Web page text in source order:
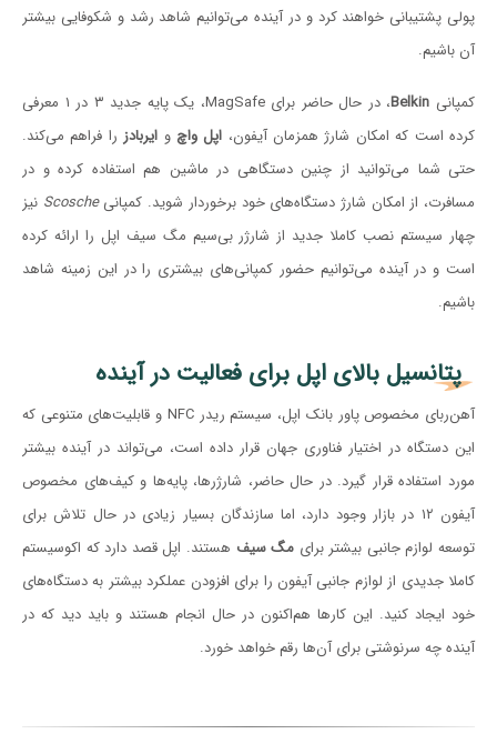
پولی پشتیبانی خواهند کرد و در آینده می‌توانیم شاهد رشد و شکوفایی بیشتر
آن باشیم.
کمپانی Belkin
، در حال حاضر برای MagSafe، یک پایه جدید ۳ در ۱ معرفی
کرده است که امکان شارژ همزمان آیفون، اپل واچ و ایربادز را فراهم می‌کند.
حتی شما می‌توانید از چنین دستگاهی در ماشین هم استفاده کرده و در
مسافرت، از امکان شارژ دستگاه‌های خود برخوردار شوید. کمپانیScosche نیز
چهار سیستم نصب کاملا جدید از شارژر بی‌سیم مگ سیف اپل را ارائه کرده
است و در آینده می‌توانیم حضور کمپانی‌های بیشتری را در این زمینه شاهد
باشیم.
پتانسیل بالای اپل برای فعالیت در آینده
آهن‌ربای مخصوص پاور بانک اپل، سیستم ریدر NFC و قابلیت‌های متنوعی که
این دستگاه در اختیار فناوری جهان قرار داده است، می‌تواند در آینده بیشتر
مورد استفاده قرار گیرد. در حال حاضر، شارژرها، پایه‌ها و کیف‌های مخصوص
آیفون ۱۲ در بازار وجود دارد، اما سازندگان بسیار زیادی در حال تلاش برای
توسعه لوازم جانبی بیشتر برای مگ سیف هستند. اپل قصد دارد که اکوسیستم
کاملا جدیدی از لوازم جانبی آیفون را برای افزودن عملکرد بیشتر به دستگاه‌های
خود ایجاد کنید. این کارها هم‌اکنون در حال انجام هستند و باید دید که در
آینده چه سرنوشتی برای آن‌ها رقم خواهد خورد.